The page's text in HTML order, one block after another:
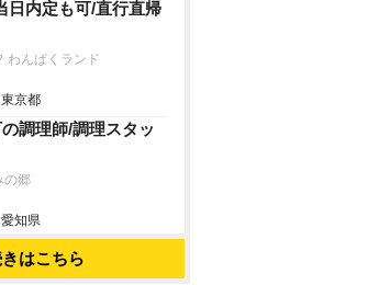
日内定も可/直行直帰
わんぱくランド
京都
調理師/調理スタッ
の郷
知県
はこちら